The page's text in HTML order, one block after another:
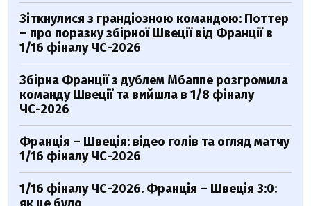
Зіткнулися з грандіозною командою: Поттер
– про поразку збірної Швеції від Франції в
1/16 фіналу ЧС-2026
Збірна Франції з дублем Мбаппе розгромила
команду Швеції та вийшла в 1/8 фіналу
ЧС-2026
Франція – Швеція: відео голів та огляд матчу
1/16 фіналу ЧС-2026
1/16 фіналу ЧС-2026. Франція – Швеція 3:0: